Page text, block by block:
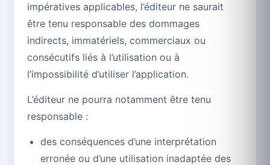
impératives applicables, l’éditeur ne saurait
être tenu responsable des dommages
indirects, immatériels, commerciaux ou
consécutifs liés à l’utilisation ou à
l’impossibilité d’utiliser l’application.
L’éditeur ne pourra notamment être tenu
responsable :
des conséquences d’une interprétation
erronée ou d’une utilisation inadaptée des